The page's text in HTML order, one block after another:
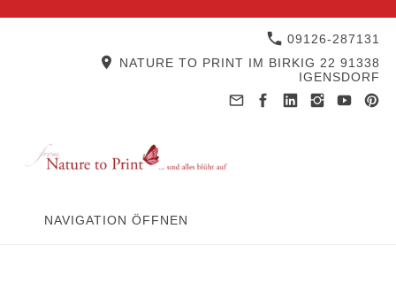
09126-287131
NATURE TO PRINT IM BIRKIG 22 91338
IGENSDORF
NAVIGATION ÖFFNEN